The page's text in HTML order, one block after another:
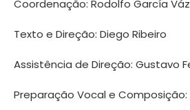
Coordenação: Rodolfo García
Texto e Direção: Diego Ribeiro
Assistência de Direção: Gustavo
Preparação Vocal e Composição: